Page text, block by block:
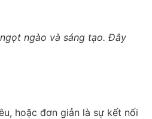
ngào và sáng tạo. Đây
hoặc đơn giản là sự kết nối